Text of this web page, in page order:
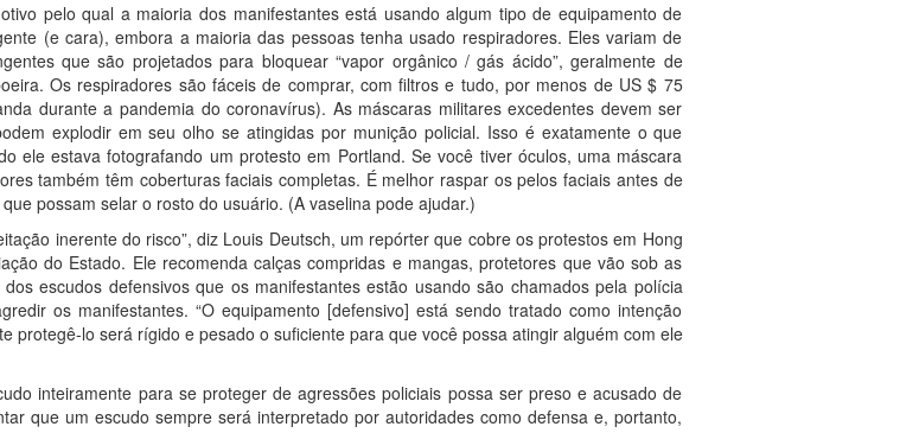
pelo qual a maioria dos manifestantes está usando algum tipo de equipamento de
(e cara), embora a maioria das pessoas tenha usado respiradores. Eles variam de
que são projetados para bloquear “vapor orgânico / gás ácido”, geralmente de
Os respiradores são fáceis de comprar, com filtros e tudo, por menos de US $ 75
durante a pandemia do coronavírus). As máscaras militares excedentes devem ser
explodir em seu olho se atingidas por munição policial. Isso é exatamente o que
ele estava fotografando um protesto em Portland. Se você tiver óculos, uma máscara
também têm coberturas faciais completas. É melhor raspar os pelos faciais antes de
possam selar o rosto do usuário. (A vaselina pode ajudar.)
inerente do risco”, diz Louis Deutsch, um repórter que cobre os protestos em Hong
do Estado. Ele recomenda calças compridas e mangas, protetores que vão sob as
escudos defensivos que os manifestantes estão usando são chamados pela polícia
os manifestantes. “O equipamento [defensivo] está sendo tratado como intenção
protegê-lo será rígido e pesado o suficiente para que você possa atingir alguém com ele
inteiramente para se proteger de agressões policiais possa ser preso e acusado de
que um escudo sempre será interpretado por autoridades como defensa e, portanto,